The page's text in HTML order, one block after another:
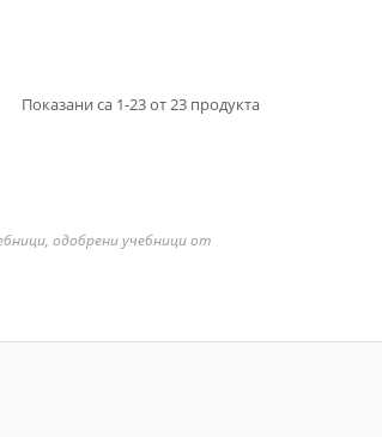
Показани са 1-23 от 23 продукта
одобрени учебници от